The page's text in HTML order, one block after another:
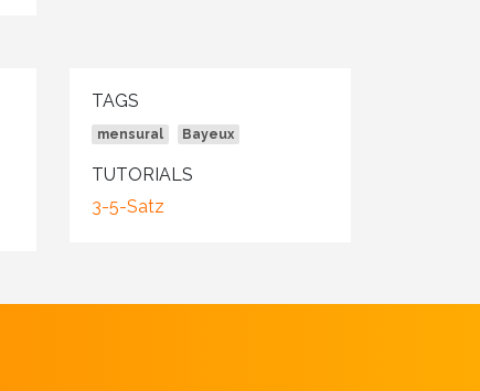
TAGS
mensural Bayeux
TUTORIALS
3-5-Satz